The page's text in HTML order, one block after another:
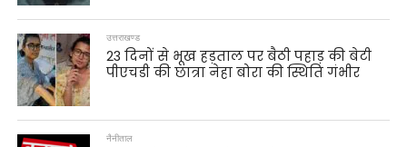
उत्तराखण्ड
23 दिनों से भूख हड़ताल पर बैठी पहाड़ की बेटी
पीएचडी की छात्रा नेहा बोरा की स्थिति गंभीर
नैनीताल